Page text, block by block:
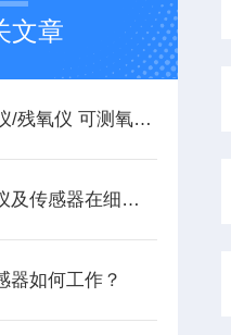
文章
多通道氧分析仪/残氧仪 可测氧气,PH(酸碱度）
Presens 残氧仪及传感器在细胞和基因治疗领域的应用
器如何工作？